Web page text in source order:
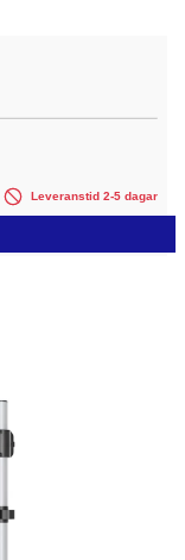
Leveranstid 2-5 dagar